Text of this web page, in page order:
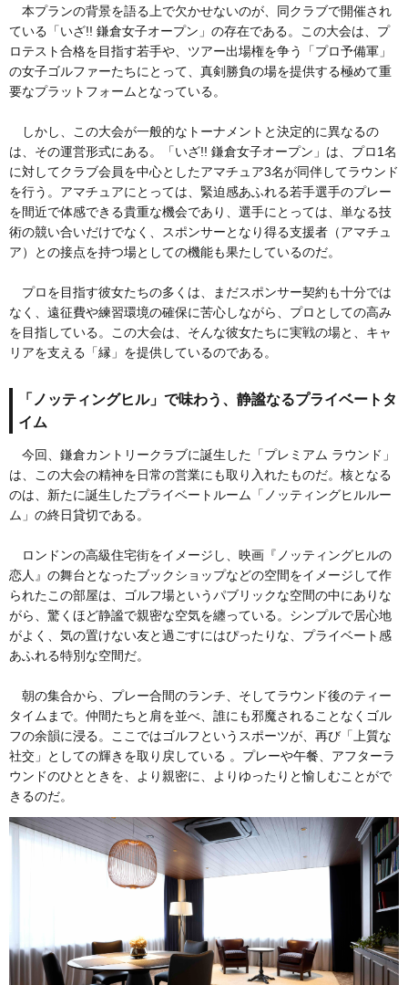
本プランの背景を語る上で欠かせないのが、同クラブで開催され
ている「いざ!! 鎌倉女子オープン」の存在である。この大会は、プ
ロテスト合格を目指す若手や、ツアー出場権を争う「プロ予備軍」
の女子ゴルファーたちにとって、真剣勝負の場を提供する極めて重
要なプラットフォームとなっている。
しかし、この大会が一般的なトーナメントと決定的に異なるの
は、その運営形式にある。「いざ!! 鎌倉女子オープン」は、プロ1名
に対してクラブ会員を中心としたアマチュア3名が同伴してラウンド
を行う。アマチュアにとっては、緊迫感あふれる若手選手のプレー
を間近で体感できる貴重な機会であり、選手にとっては、単なる技
術の競い合いだけでなく、スポンサーとなり得る支援者（アマチュ
ア）との接点を持つ場としての機能も果たしているのだ。
プロを目指す彼女たちの多くは、まだスポンサー契約も十分では
なく、遠征費や練習環境の確保に苦心しながら、プロとしての高み
を目指している。この大会は、そんな彼女たちに実戦の場と、キャ
リアを支える「縁」を提供しているのである。
「ノッティングヒル」で味わう、静謐なるプライベートタ
イム
今回、鎌倉カントリークラブに誕生した「プレミアム ラウンド」
は、この大会の精神を日常の営業にも取り入れたものだ。核となる
のは、新たに誕生したプライベートルーム「ノッティングヒルルー
ム」の終日貸切である。
ロンドンの高級住宅街をイメージし、映画『ノッティングヒルの
恋人』の舞台となったブックショップなどの空間をイメージして作
られたこの部屋は、ゴルフ場というパブリックな空間の中にありな
がら、驚くほど静謐で親密な空気を纏っている。シンプルで居心地
がよく、気の置けない友と過ごすにはぴったりな、プライベート感
あふれる特別な空間だ。
朝の集合から、プレー合間のランチ、そしてラウンド後のティー
タイムまで。仲間たちと肩を並べ、誰にも邪魔されることなくゴル
フの余韻に浸る。ここではゴルフというスポーツが、再び「上質な
社交」としての輝きを取り戻している 。プレーや午餐、アフターラ
ウンドのひとときを、より親密に、よりゆったりと愉しむことがで
きるのだ。